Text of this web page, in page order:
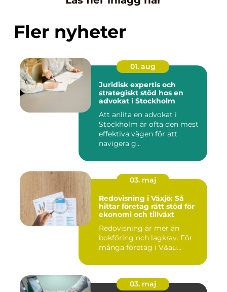
Fler nyheter
01. aug
Juridisk expertis och
strategiskt stöd hos en
advokat i Stockholm
Att anlita en advokat i
Stockholm är ofta den mest
effektiva vägen för att
navigera g...
03. maj
Redovisning i Växjö: Så
hittar företag rätt stöd för
ekonomi och tillväxt
Redovisning är mer än
bokföring och lagkrav. För
många företag i V&au...
03. maj